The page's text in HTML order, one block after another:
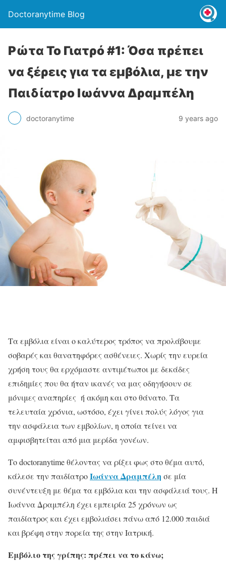
Doctoranytime Blog
Ρώτα Το Γιατρό #1: Όσα πρέπει
να ξέρεις για τα εμβόλια, με την
Παιδίατρο Ιωάννα Δραμπέλη
doctoranytime 9 years ago
Τα εμβόλια είναι ο καλύτερος τρόπος να προλάβουμε
σοβαρές και θανατηφόρες ασθένειες. Χωρίς την ευρεία
χρήση τους θα ερχόμαστε αντιμέτωποι με δεκάδες
επιδημίες που θα ήταν ικανές να μας οδηγήσουν σε
μόνιμες αναπηρίες ή ακόμη και στο θάνατο. Τα
τελευταία χρόνια, ωστόσο, έχει γίνει πολύς λόγος για
την ασφάλεια των εμβολίων, η οποία τείνει να
αμφισβητείται από μια μερίδα γονέων.
Το doctoranytime θέλοντας να ρίξει φως στο θέμα αυτό,
κάλεσε την παιδίατροΙωάννα Δραμπέλη σε μία
συνέντευξη με θέμα τα εμβόλια και την ασφάλειά τους. Η
Ιωάννα Δραμπέλη έχει εμπειρία 25 χρόνων ως
παιδίατρος και έχει εμβολιάσει πάνω από 12.000 παιδιά
και βρέφη στην πορεία της στην Ιατρική.
Εμβόλιο της γρίπης: πρέπει να το κάνω;